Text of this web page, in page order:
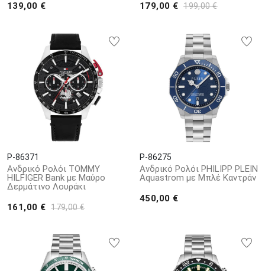
139,00 €
179,00 € 199,00 €
P-86371
Ανδρικό Ρολόι TOMMY
HILFIGER Bank με Μαύρο
Δερμάτινο Λουράκι
161,00 € 179,00 €
P-86275
Ανδρικό Ρολόι PHILIPP PLEIN
Aquastrom με Μπλέ Καντράν
450,00 €